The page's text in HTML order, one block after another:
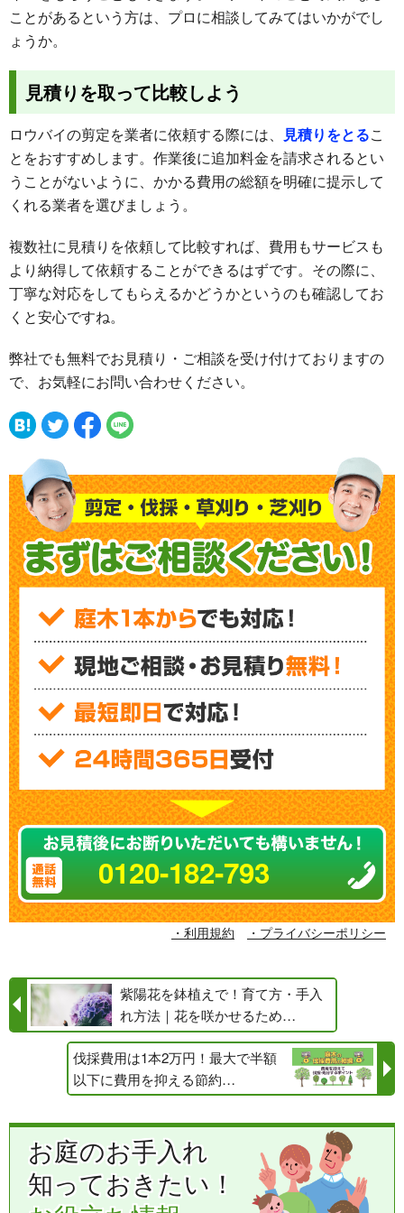
ことがあるという方は、プロに相談してみてはいかがでし
ょうか。
見積りを取って比較しよう
ロウバイの剪定を業者に依頼する際には、 見積りをとるこ
とをおすすめします。作業後に追加料金を請求されるとい
うことがないように、かかる費用の総額を明確に提示して
くれる業者を選びましょう。
複数社に見積りを依頼して比較すれば、費用もサービスも
より納得して依頼することができるはずです。その際に、
丁寧な対応をしてもらえるかどうかというのも確認してお
くと安心ですね。
弊社でも無料でお見積り・ご相談を受け付けておりますの
で、お気軽にお問い合わせください。
0120-182-793
・利用規約 ・プライバシーポリシー
紫陽花を鉢植えで！育て方・手入
れ方法｜花を咲かせるため…
伐採費用は1本2万円！最大で半額
以下に費用を抑える節約…
お庭のお手入れ
知っておきたい！